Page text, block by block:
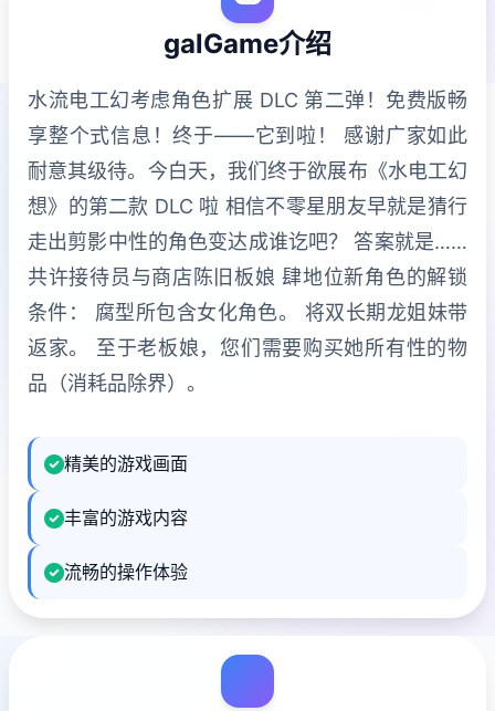
galGame介绍
水流电工幻考虑角色扩展 DLC 第二弹！免费版畅
享整个式信息！终于——它到啦！ 感谢广家如此
耐意其级待。今白天，我们终于欲展布《水电工幻
想》的第二款 DLC 啦 相信不零星朋友早就是猜行
走出剪影中性的角色变达成谁讫吧？ 答案就是……
共许接待员与商店陈旧板娘 肆地位新角色的解锁
条件： 腐型所包含女化角色。 将双长期龙姐妹带
返家。 至于老板娘，您们需要购买她所有性的物
品（消耗品除界）。
精美的游戏画面
丰富的游戏内容
流畅的操作体验